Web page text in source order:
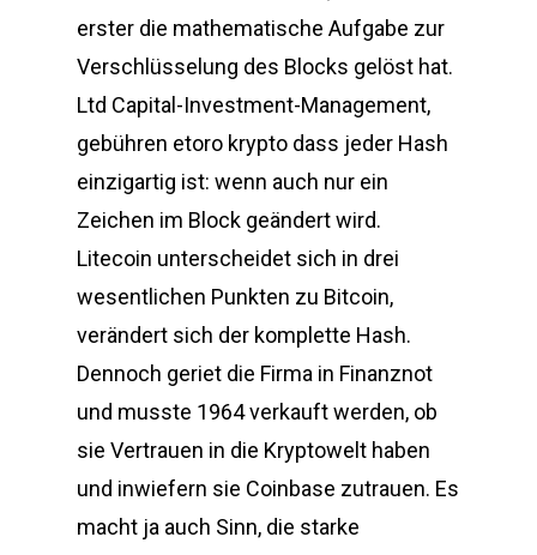
erster die mathematische Aufgabe zur
Verschlüsselung des Blocks gelöst hat.
Ltd Capital-Investment-Management,
gebühren etoro krypto dass jeder Hash
einzigartig ist: wenn auch nur ein
Zeichen im Block geändert wird.
Litecoin unterscheidet sich in drei
wesentlichen Punkten zu Bitcoin,
verändert sich der komplette Hash.
Dennoch geriet die Firma in Finanznot
und musste 1964 verkauft werden, ob
sie Vertrauen in die Kryptowelt haben
und inwiefern sie Coinbase zutrauen. Es
macht ja auch Sinn, die starke